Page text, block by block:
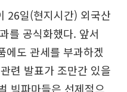
26일(현지시간) 외국산
를 공식화했다. 앞서
에도 관세를 부과하겠
련 발표가 조만간 있을
빅파마들은 선제적으